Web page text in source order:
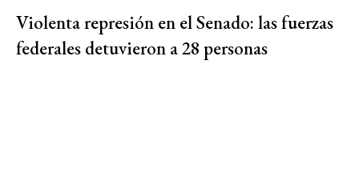
Violenta represión en el Senado: las fuerzas
federales detuvieron a 28 personas